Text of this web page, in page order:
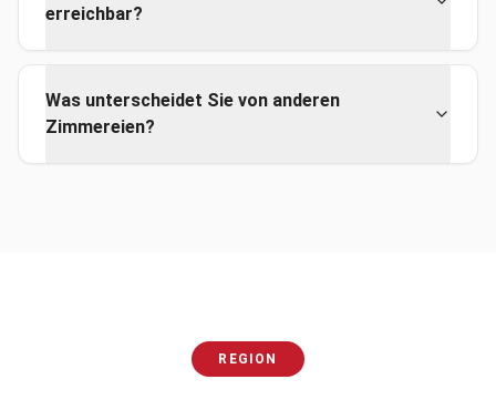
erreichbar?
Was unterscheidet Sie von anderen
Zimmereien?
REGION